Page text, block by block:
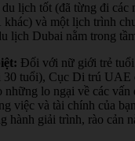
lịch tốt (đã từng đi
khác) và một lịch trình
lịch Dubai nằm trong
Đối với nữ giới trẻ
30 tuổi), Cục Di trú UAE
những lo ngại về các vấn
việc và tài chính của
hành giải trình, rào cản